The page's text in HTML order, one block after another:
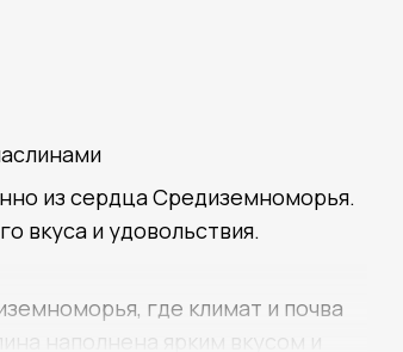
из сердца Средиземноморья.
вкуса и удовольствия.
где климат и почва
наполнена ярким вкусом и